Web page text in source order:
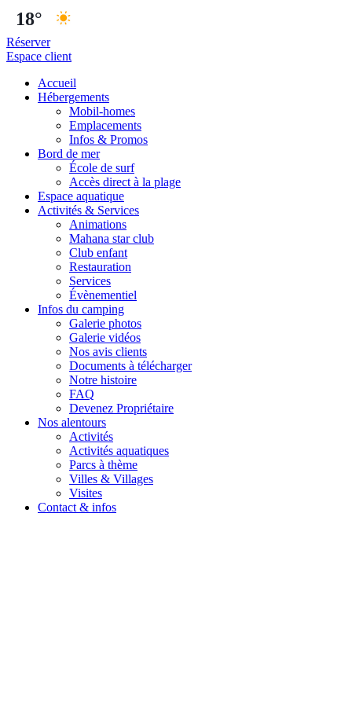
18°
Réserver
Espace client
Accueil
Hébergements
Mobil-homes
Emplacements
Infos & Promos
Bord de mer
École de surf
Accès direct à la plage
Espace aquatique
Activités & Services
Animations
Mahana star club
Club enfant
Restauration
Services
Évènementiel
Infos du camping
Galerie photos
Galerie vidéos
Nos avis clients
Documents à télécharger
Notre histoire
FAQ
Devenez Propriétaire
Nos alentours
Activités
Activités aquatiques
Parcs à thème
Villes & Villages
Visites
Contact & infos